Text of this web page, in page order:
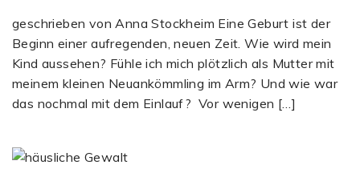
geschrieben von Anna Stockheim Eine Geburt ist der
Beginn einer aufregenden, neuen Zeit. Wie wird mein
Kind aussehen? Fühle ich mich plötzlich als Mutter mit
meinem kleinen Neuankömmling im Arm? Und wie war
das nochmal mit dem Einlauf? Vor wenigen […]